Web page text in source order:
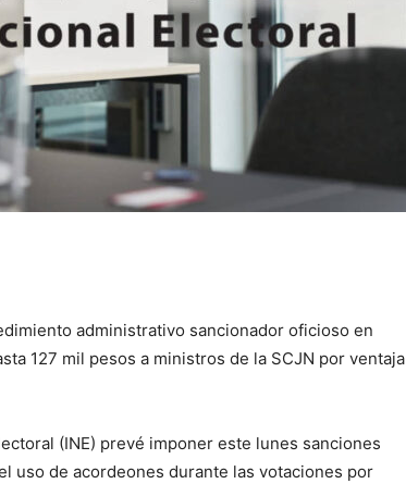
administrativo sancionador oficioso en
127 mil pesos a ministros de la SCJN por ventaja
(INE) prevé imponer este lunes sanciones
uso de acordeones durante las votaciones por